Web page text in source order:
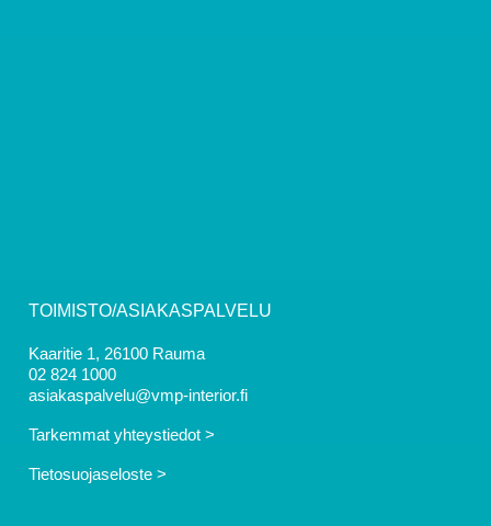
TOIMISTO/ASIAKASPALVELU
Kaaritie 1, 26100 Rauma
02 824 1000
asiakaspalvelu@vmp-interior.fi
Tarkemmat yhteystiedot >
Tietosuojaseloste >